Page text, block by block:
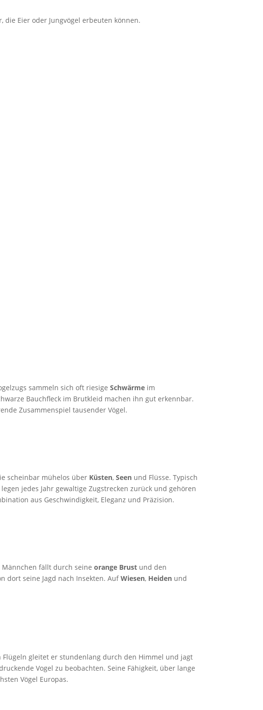
Eier oder Jungvögel erbeuten können.
sammeln sich oft riesigeSchwärme im
Bauchfleck im Brutkleid machen ihn gut erkennbar.
Zusammenspiel tausender Vögel.
scheinbar mühelos über Küsten,Seen und Flüsse. Typisch
jedes Jahr gewaltige Zugstrecken zurück und gehören
aus Geschwindigkeit, Eleganz und Präzision.
Männchen fällt durch seineorange Brust und den
dort seine Jagd nach Insekten. AufWiesen, Heiden und
gleitet er stundenlang durch den Himmel und jagt
Vogel zu beobachten. Seine Fähigkeit, über lange
Vögel Europas.